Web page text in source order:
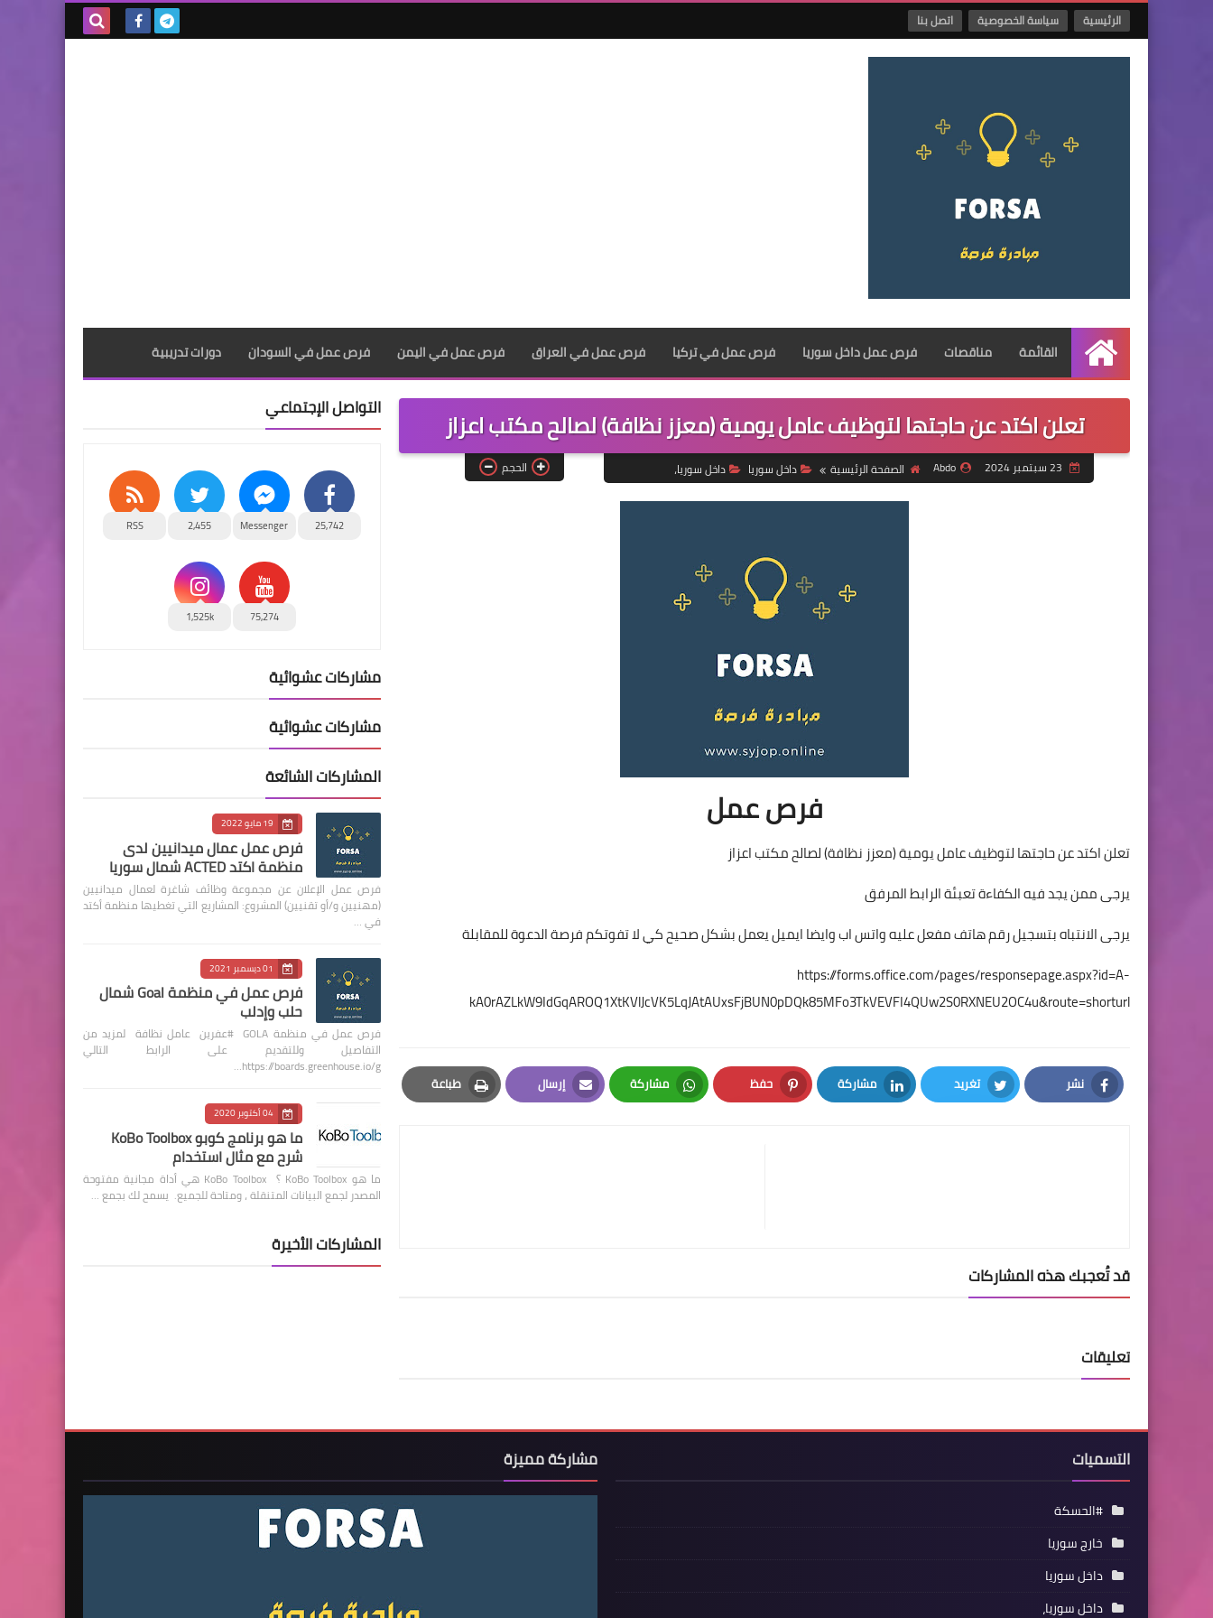
الرئيسية سياسة الخصوصية اتصل بنا
الرئيسية
القائمة مناقصات فرص عمل داخل سوريا فرص عمل في تركيا فرص عمل في العراق فرص عمل في اليمن فرص عمل في السودان دورات تدريبية
تعلن اكتد عن حاجتها لتوظيف عامل يومية (معزز نظافة) لصالح مكتب اعزاز
Abdo الصفحة الرئيسية داخل سوريا داخل سوريا، الحجم
فرص عمل
تعلن اكتد عن حاجتها لتوظيف عامل يومية (معزز نظافة) لصالح مكتب اعزاز
يرجى ممن يجد فيه الكفاءة تعبئة الرابط المرفق
يرجى الانتباه بتسجيل رقم هاتف مفعل عليه واتس اب وايضا ايميل يعمل بشكل صحيح كي لا تفوتكم فرصة الدعوة للمقابلة
https://forms.office.com/pages/responsepage.aspx?id=A-
kA0rAZLkW9IdGqAROQ1XtKVlJcVK5LqJAtAUxsFjBUN0pDQk85MFo3TkVEVFI4QUw2S0RXNEU2OC4u&route=shorturl
نشر
Facebook
تغريد
Twitter
مشاركة
LinkedIn
حفظ
Pinterest
مشاركة
Whatsapp
إرسال
Email
طباعة
Print
قد تُعجبك هذه المشاركات
تعليقات
التواصل الإجتماعي
25,742
Messenger
2,455
RSS
75,274
1,525k
مشاركات عشوائية
مشاركات عشوائية
المشاركات الشائعة
19 مايو 2022
فرص عمل عمال ميدانيين لدى
منظمة اكتد ACTED شمال سوريا
فرص عمل الإعلان عن مجموعة وظائف شاغرة لعمال ميدانيين
(مهنيين و/أو تقنيين) المشروع: المشاريع التي تغطيها منظمة أكتد
في …
01 ديسمبر 2021
فرص عمل في منظمة Goal شمال
حلب وإدلب
فرص عمل في منظمة GOLA #عفرين عامل نظافة لمزيد من
التفاصيل وللتقديم على الرابط التالي
https://boards.greenhouse.io/g…
04 أكتوبر 2020
ما هو برنامج كوبو KoBo Toolbox
شرح مع مثال استخدام
ما هو KoBo Toolbox ؟ KoBo Toolbox هي أداة مجانية مفتوحة
المصدر لجمع البيانات المتنقلة ، ومتاحة للجميع. يسمح لك بجمع …
المشاركات الأخيرة
التسميات
#الحسكة
خارج سوريا
داخل سوريا
داخل سوريا،
مشاركة مميزة